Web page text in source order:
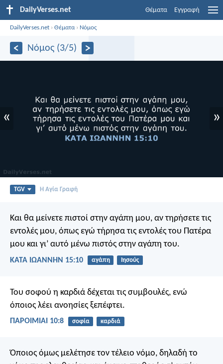
DailyVerses.net Θέματα Εγγραφή
DailyVerses.net ›Θέματα› Νόμος
Νόμος (3/5)
« »
TGV Η Αγία Γραφή
Και θα μείνετε πιστοί στην αγάπη μου, αν τηρήσετε τις
εντολές μου, όπως εγώ τήρησα τις εντολές του Πατέρα
μου και γι’ αυτό μένω πιστός στην αγάπη του.
ΚΑΤΑ ΙΩΑΝΝΗΝ 15:10 αγάπη Ιησούς
Του σοφού η καρδιά δέχεται τις συμβουλές, ενώ
όποιος λέει ανοησίες ξεπέφτει.
ΠΑΡΟΙΜΙΑΙ 10:8 σοφία καρδιά
Όποιος όμως μελέτησε τον τέλειο νόμο, δηλαδή το